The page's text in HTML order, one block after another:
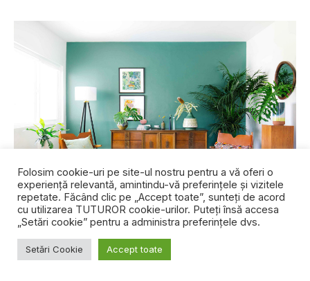
Dezbateri de design: Se poate trăi într-o
cameră...
Folosim cookie-uri pe site-ul nostru pentru a vă oferi o
experiență relevantă, amintindu-vă preferințele și vizitele
repetate. Făcând clic pe „Accept toate”, sunteți de acord
cu utilizarea TUTUROR cookie-urilor. Puteți însă accesa
„Setări cookie” pentru a administra preferințele dvs.
Setări Cookie Accept toate